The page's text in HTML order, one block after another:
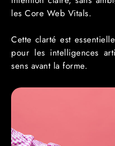
les Core Web Vitals.
Cette clarté est
pour les intelligences
sens avant la forme.